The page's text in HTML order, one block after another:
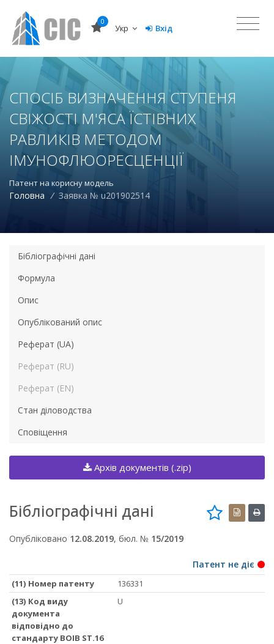
0
Укр Вхід
СПОСІБ ВИЗНАЧЕННЯ СТУПЕНЯ
СВІЖОСТІ М'ЯСА ЇСТІВНИХ
РАВЛИКІВ МЕТОДОМ
ІМУНОФЛЮОРЕСЦЕНЦІЇ
Патент на корисну модель
Головна / Заявка № u201902514
Бібліографічні дані
Формула
Опис
Опублікований опис
Реферат (UA)
Реферат (RU)
Реферат (EN)
Стан діловодства
Сповіщення
Архів документів (.zip)
Бібліографічні дані
Опубліковано 12.08.2019, бюл. № 15/2019
Патент не діє
(11) Номер патенту
136331
(13) Код виду
документа
відповідно до
стандарту ВОІВ ST.16
U